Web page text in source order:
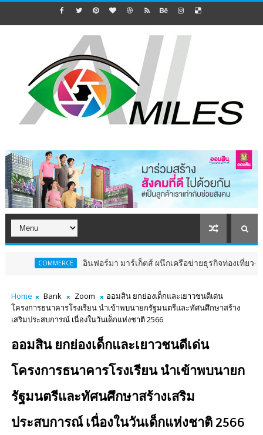
อินฟอร์มา มาร์เก็ตส์ ผนึกเครือข่ายธุรกิจท่องเที่ยว-บริการ จัด
Home Bank Zoom
ออมสิน ยกย่องเด็กและเยาวชนดีเด่น
โครงการธนาคารโรงเรียน นำเข้าพบนายกรัฐมนตรีและทัศนศึกษาสร้าง
เสริมประสบการณ์ เนื่องในวันเด็กแห่งชาติ 2566
ออมสิน ยกย่องเด็กและเยาวชนดีเด่น
โครงการธนาคารโรงเรียน นำเข้าพบนายก
รัฐมนตรีและทัศนศึกษาสร้างเสริม
ประสบการณ์ เนื่องในวันเด็กแห่งชาติ 2566